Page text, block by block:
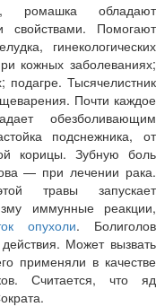
ромашка обладают
свойствами. Помогают
гинекологических
кожных заболеваниях;
подагре. Тысячелистник
Почти каждое
обезболивающим
подснежника, от
корицы. Зубную боль
— при лечении рака.
травы запускает
иммунные реакции,
опухоли. Болиголов
Может вызвать
применяли в качестве
Считается, что яд